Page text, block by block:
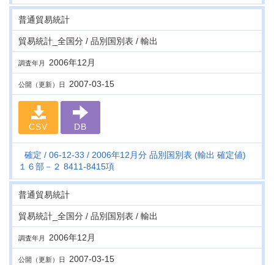
普通貿易統計
貿易統計_全国分 / 品別国別表 / 輸出
調査年月 2006年12月
公開（更新）日 2007-03-15
CSV DB
確定 06-12-33
2006年12月分 品別国別表 (輸出 確定値)
１６部－２ 8411-8415項
普通貿易統計
貿易統計_全国分 / 品別国別表 / 輸出
調査年月 2006年12月
公開（更新）日 2007-03-15